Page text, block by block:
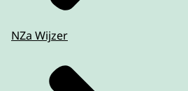
NZa Wijzer